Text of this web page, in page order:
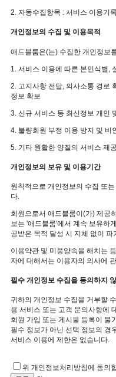
2. 자동수집항목 : 서비스 이용기
개인정보의 수집 및 이용목적
애드블룸은(는) 수집한 개인정보
1. 서비스 이용에 따른 본인식별,
2. 고지사항 전달, 의사소통 경로
정보 확보
3. 신규 서비스 등 최신정보 개인
4. 불량회원 부정 이용 방지 및 비
5. 기타 원활한 양질의 서비스 제공
개인정보의 보유 및 이용기간
원칙적으로 개인정보의 수집 또
다.
회원으로서 애드블룸이(가) 제공
보는 '애드블룸'에서 계속 보유하
공받은 목적 달성 시 지체 없이 파
이용약관 및 미풍양속을 해치는
자에 대해서는 이용자의 의사에
필수 개인정보 수집을 동의하지
귀하의 개인정보 수집을 거부할
용 서비스 또는 고객 문의사항에
회원 가입 또는 게시물 등록이 불
필수 정보가 아닌 선택 정보의 경
서비스 이용에 제한은 없습니다.
위 개인정보처리방침에 동의